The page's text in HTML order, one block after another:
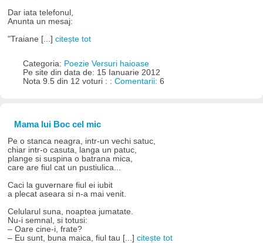
Dar iata telefonul,
Anunta un mesaj:
"Traiane [...]citește tot
Categoria: Poezie Versuri haioase
Pe site din data de: 15 Ianuarie 2012
Nota 9.5 din 12 voturi : : Comentarii: 6
Mama lui Boc cel mic
Pe o stanca neagra, intr-un vechi satuc,
chiar intr-o casuta, langa un patuc,
plange si suspina o batrana mica,
care are fiul cat un pustiulica...
Caci la guvernare fiul ei iubit
a plecat aseara si n-a mai venit.
Celularul suna, noaptea jumatate.
Nu-i semnal, si totusi:
– Oare cine-i, frate?
– Eu sunt, buna maica, fiul tau [...]citește tot